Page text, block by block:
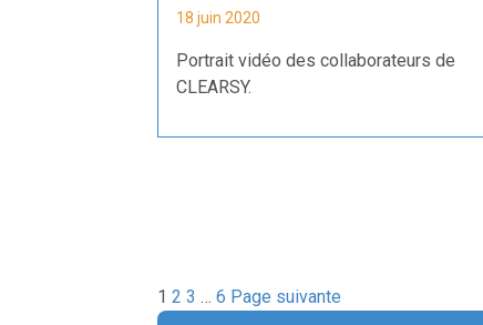
18 juin 2020
Portrait vidéo des collaborateurs de
CLEARSY.
1 2 3 … 6 Page suivante